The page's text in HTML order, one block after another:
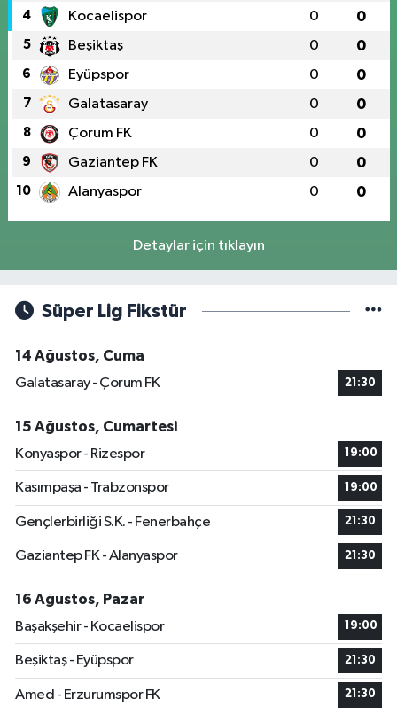
4 Kocaelispor 0 0
5 Beşiktaş 0 0
6 Eyüpspor 0 0
7 Galatasaray 0 0
8 Çorum FK 0 0
9 Gaziantep FK 0 0
10 Alanyaspor 0 0
Detaylar için tıklayın
Süper Lig Fikstür
14 Ağustos, Cuma
Galatasaray - Çorum FK
21:30
15 Ağustos, Cumartesi
Konyaspor - Rizespor
19:00
Kasımpaşa - Trabzonspor 19:00
Gençlerbirliği S.K. - Fenerbahçe 21:30
Gaziantep FK - Alanyaspor 21:30
16 Ağustos, Pazar
Başakşehir - Kocaelispor
19:00
Beşiktaş - Eyüpspor 21:30
Amed - Erzurumspor FK 21:30